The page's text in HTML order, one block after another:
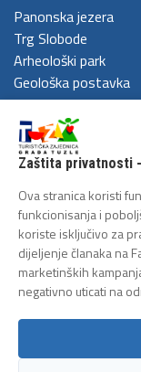
Panonska jezera
Trg Slobode
Arheološki park
Geološka postavka
DOŽIVITE
Festival Kaleidoskop
Cum Grano Salis
Ljeto u Tuzli
Tuzlanski
Tuzlanska biciklijada
ZAŠTITA LIČNIH
Politika privatnosti
Zaštita privatnosti
Ova stranica koristi
funkcionisanja i
koriste isključivo za
dijeljenje članaka na
marketinških
negativno uticati na